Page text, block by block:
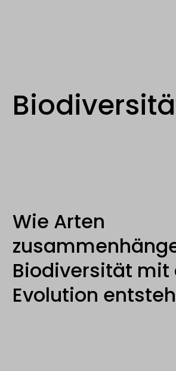
Wie Arten
Biodiversität mit
Evolution